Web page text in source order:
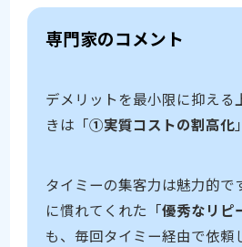
専門家のコメント
デメリットを最小限に抑える
きは「①実質コストの割高化
タイミーの集客力は魅力的で
に慣れてくれた「優秀なリピ
も、毎回タイミー経由で依頼